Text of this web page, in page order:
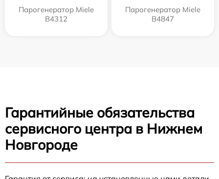
Парогенератор Miele
B4312
Парогенератор Miele
B4847
Гарантийные обязательства
сервисного центра в Нижнем
Новгороде